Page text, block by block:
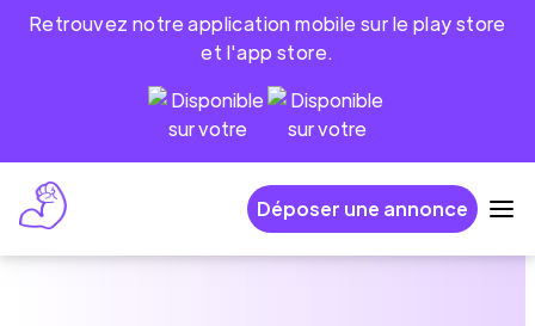
Retrouvez notre application mobile sur le play store
et l'app store.
Déposer une annonce